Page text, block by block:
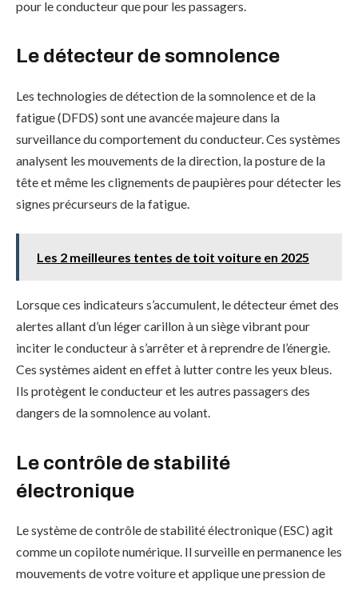
pour le conducteur que pour les passagers.
Le détecteur de somnolence
Les technologies de détection de la somnolence et de la
fatigue (DFDS) sont une avancée majeure dans la
surveillance du comportement du conducteur. Ces systèmes
analysent les mouvements de la direction, la posture de la
tête et même les clignements de paupières pour détecter les
signes précurseurs de la fatigue.
Les 2 meilleures tentes de toit voiture en 2025
Lorsque ces indicateurs s’accumulent, le détecteur émet des
alertes allant d’un léger carillon à un siège vibrant pour
inciter le conducteur à s’arrêter et à reprendre de l’énergie.
Ces systèmes aident en effet à lutter contre les yeux bleus.
Ils protègent le conducteur et les autres passagers des
dangers de la somnolence au volant.
Le contrôle de stabilité
électronique
Le système de contrôle de stabilité électronique (ESC) agit
comme un copilote numérique. Il surveille en permanence les
mouvements de votre voiture et applique une pression de